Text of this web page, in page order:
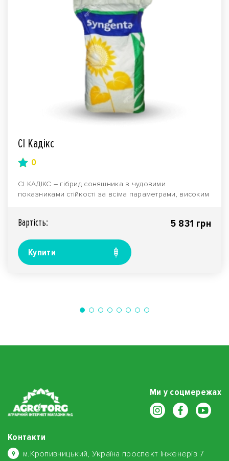
СІ Кадікс
0
СІ КАДІКС – гібрид соняшника з чудовими
показниками стійкості за всіма параметрами, високим
Вартiсть: 5 831 грн
Купити
Ми у соцмережах
Контакти
м.Кропивницький, Україна проспект Інженерів 7